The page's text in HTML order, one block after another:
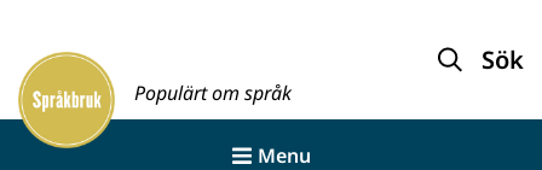
innehållet
Framsida
Populärt om språk
Sök
Menu